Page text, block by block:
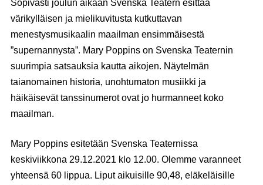
Sopivasti joulun aikaan Svenska Teatern esittää
värikylläisen ja mielikuvitusta kutkuttavan
menestysmusikaalin maailman ensimmäisestä
”supernannysta”. Mary Poppins on Svenska Teaternin
suurimpia satsauksia kautta aikojen. Näytelmän
taianomainen historia, unohtumaton musiikki ja
häikäisevät tanssinumerot ovat jo hurmanneet koko
maailman.
Mary Poppins esitetään Svenska Teaternissa
keskiviikkona 29.12.2021 klo 12.00. Olemme varanneet
yhteensä 60 lippua. Liputaikuisille 90,48, eläkeläisille